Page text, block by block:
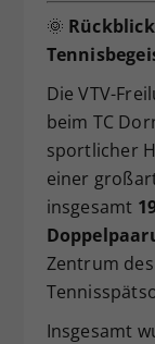
🌞
Die VTV-
beim TC
sportlicher
einer
insgesamt
Zentrum
Insgesamt